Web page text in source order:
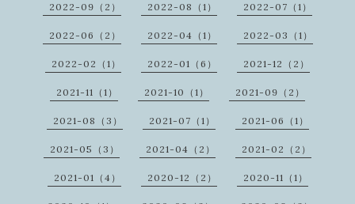
2022-09（2） 2022-08（1） 2022-07（1）
2022-06（2） 2022-04（1） 2022-03（1）
2022-02（1） 2022-01（6） 2021-12（2）
2021-11（1） 2021-10（1） 2021-09（2）
2021-08（3） 2021-07（1） 2021-06（1）
2021-05（3） 2021-04（2） 2021-02（2）
2021-01（4） 2020-12（2） 2020-11（1）